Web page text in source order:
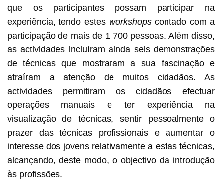
que os participantes possam participar na
experiência, tendo estes workshopscontado com a
participação de mais de 1 700 pessoas. Além disso,
as actividades incluíram ainda seis demonstrações
de técnicas que mostraram a sua fascinação e
atraíram a atenção de muitos cidadãos. As
actividades permitiram os cidadãos efectuar
operações manuais e ter experiência na
visualização de técnicas, sentir pessoalmente o
prazer das técnicas profissionais e aumentar o
interesse dos jovens relativamente a estas técnicas,
alcançando, deste modo, o objectivo da introdução
às profissões.